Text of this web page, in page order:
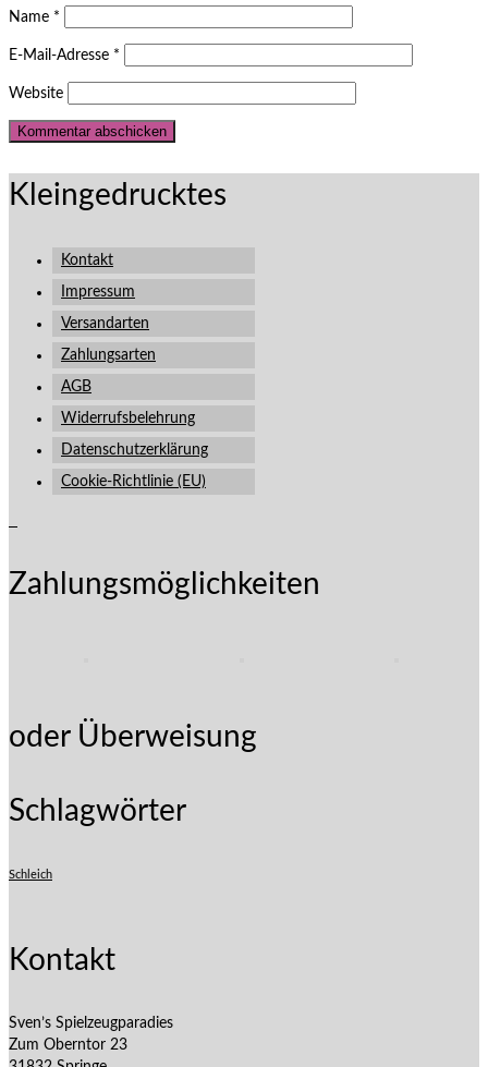
Name *
E-Mail-Adresse *
Website
Kleingedrucktes
Kontakt
Impressum
Versandarten
Zahlungsarten
AGB
Widerrufsbelehrung
Datenschutzerklärung
Cookie-Richtlinie (EU)
Zahlungsmöglichkeiten
oder Überweisung
Schlagwörter
Schleich
Kontakt
Sven’s Spielzeugparadies
Zum Oberntor 23